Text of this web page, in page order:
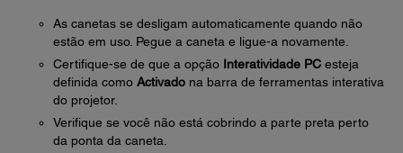
As canetas se desligam automaticamente quando não
estão em uso. Pegue a caneta e ligue-a novamente.
Certifique-se de que a opção Interatividade PC esteja
definida como Activado na barra de ferramentas interativa
do projetor.
Verifique se você não está cobrindo a parte preta perto
da ponta da caneta.